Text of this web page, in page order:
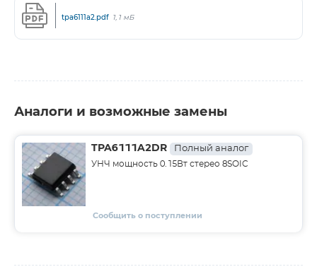
tpa6111a2.pdf 1,1 мБ
Аналоги и возможные замены
TPA6111A2DR Полный аналог
УНЧ мощность 0.15Вт стерео 8SOIC
Сообщить о поступлении